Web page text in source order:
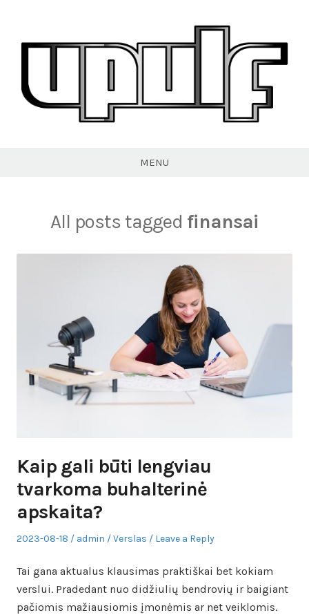
content
MENU
All posts tagged finansai
Kaip gali būti lengviau
tvarkoma buhalterinė
apskaita?
Posted
2023-08-18 Author
admin
Posted
Verslas Leave a Reply
Tai gana aktualus klausimas praktiškai bet kokiam
verslui. Pradedant nuo didžiulių bendrovių ir baigiant
pačiomis mažiausiomis įmonėmis ar net veiklomis.